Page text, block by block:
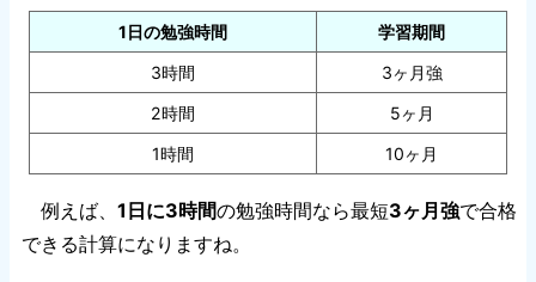
1日の勉強時間
学習期間
3時間
3ヶ月強
2時間
5ヶ月
1時間
10ヶ月
例えば、 1日に3時間の勉強時間なら最短3ヶ月強で合格
できる計算になりますね。